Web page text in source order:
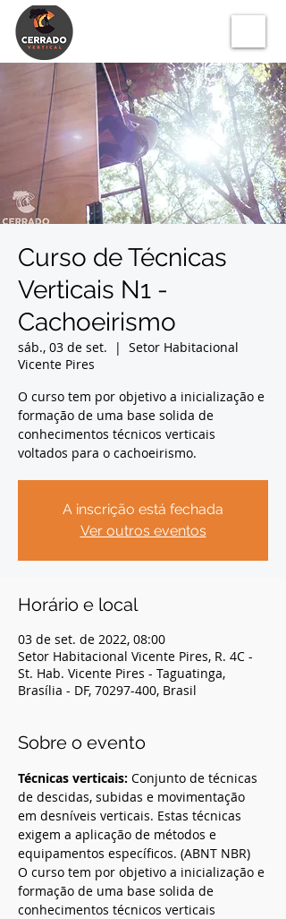
Curso de Técnicas
Verticais N1 -
Cachoeirismo
sáb., 03 de set.
  |
Setor Habitacional
Vicente Pires
O curso tem por objetivo a inicialização e
formação de uma base solida de
conhecimentos técnicos verticais
voltados para o cachoeirismo.
A inscrição está fechada
Ver outros eventos
Horário e local
03 de set. de 2022, 08:00
Setor Habitacional Vicente Pires, R. 4C -
St. Hab. Vicente Pires - Taguatinga,
Brasília - DF, 70297-400, Brasil
Sobre o evento
Técnicas verticais: Conjunto de técnicas
de descidas, subidas e movimentação
em desníveis verticais. Estas técnicas
exigem a aplicação de métodos e
equipamentos específicos. (ABNT NBR)
O curso tem por objetivo a inicialização e
formação de uma base solida de
conhecimentos técnicos verticais